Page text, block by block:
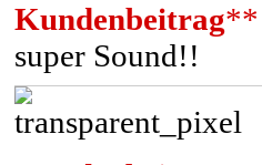
Kundenbeitrag**
super Sound!!